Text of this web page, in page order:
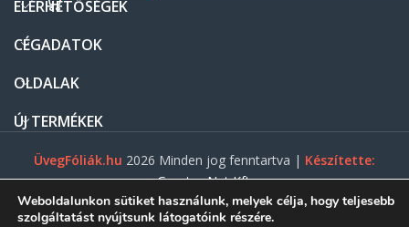
ELÉRHETŐSÉGEK
CÉGADATOK
OLDALAK
ÚJ TERMÉKEK
ÜvegFóliák.hu 2026 Minden jog fenntartva | Készítette:
Gasztro Net Kft.
Weboldalunkon sütiket használunk, melyek célja, hogy teljesebb
szolgáltatást nyújtsunk látogatóink részére.